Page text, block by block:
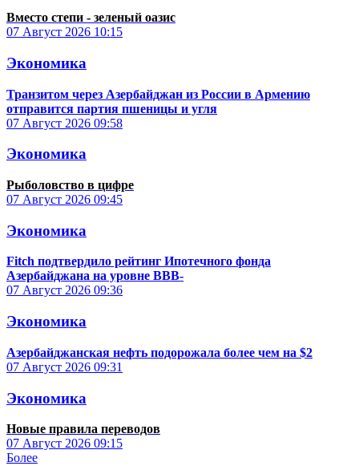
Вместо степи - зеленый оазис
07 Август 2026 10:15
Экономика
Транзитом через Азербайджан из России в Армению
отправится партия пшеницы и угля
07 Август 2026 09:58
Экономика
Рыболовство в цифре
07 Август 2026 09:45
Экономика
Fitch подтвердило рейтинг Ипотечного фонда
Азербайджана на уровне BBB-
07 Август 2026 09:36
Экономика
Азербайджанская нефть подорожала более чем на $2
07 Август 2026 09:31
Экономика
Новые правила переводов
07 Август 2026 09:15
Более